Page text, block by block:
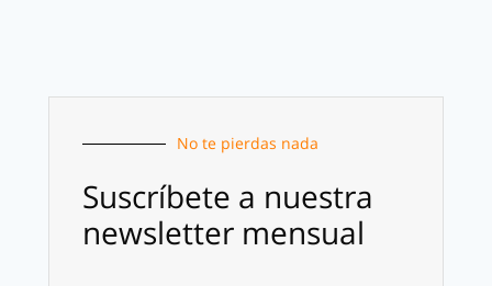
No te pierdas nada
Suscríbete a nuestra
newsletter mensual